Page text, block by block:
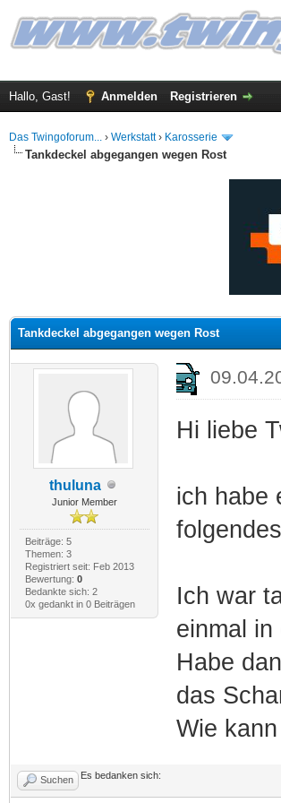
Hallo, Gast! Anmelden Registrieren
Das Twingoforum... › Werkstatt› Karosserie
Tankdeckel abgegangen wegen Rost
Tankdeckel abgegangen wegen Rost
thuluna
Junior Member
Beiträge: 5
Themen: 3
Registriert seit: Feb 2013
Bewertung: 0
Bedankte sich: 2
0x gedankt in 0 Beiträgen
Hi liebe
ich habe
Ich war
einmal in
Habe
das
Wie
Suchen Es bedanken sich: